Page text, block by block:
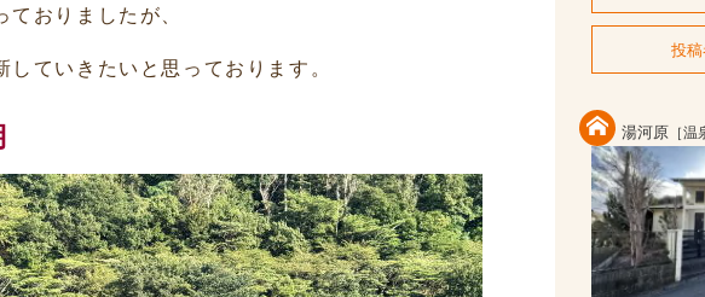
おりましたが、
していきたいと思っております。
投
湯河原 ［